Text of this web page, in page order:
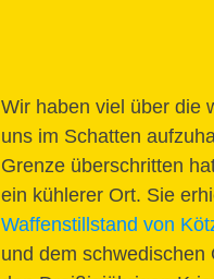
Wir haben viel über die
uns im Schatten
Grenze überschritten
ein kühlerer Ort. Sie
Waffenstillstand von
und dem schwedischen